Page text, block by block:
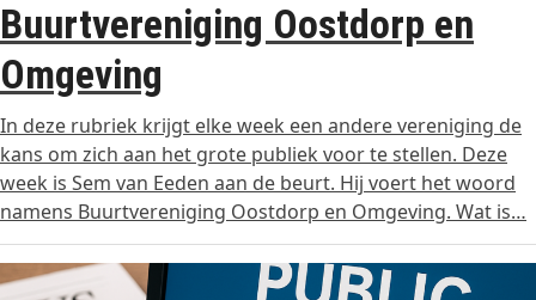
Buurtvereniging Oostdorp en
Omgeving
In deze rubriek krijgt elke week een andere vereniging de
kans om zich aan het grote publiek voor te stellen. Deze
week is Sem van Eeden aan de beurt. Hij voert het woord
namens Buurtvereniging Oostdorp en Omgeving. Wat is…